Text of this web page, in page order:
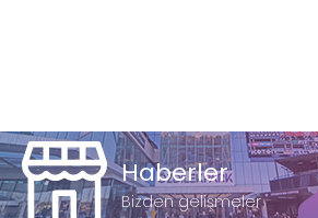
Haberler
Bizden gelişmeler